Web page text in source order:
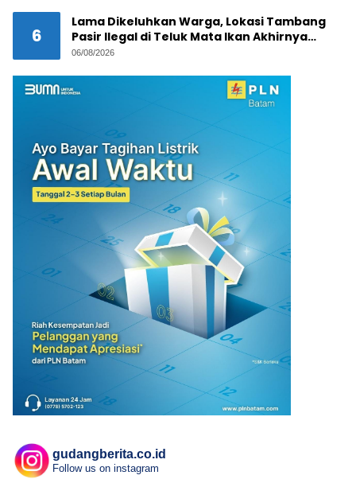
6
Lama Dikeluhkan Warga, Lokasi Tambang
Pasir Ilegal di Teluk Mata Ikan Akhirnya
Digerebek
06/08/2026
gudangberita.co.id
Follow us on instagram